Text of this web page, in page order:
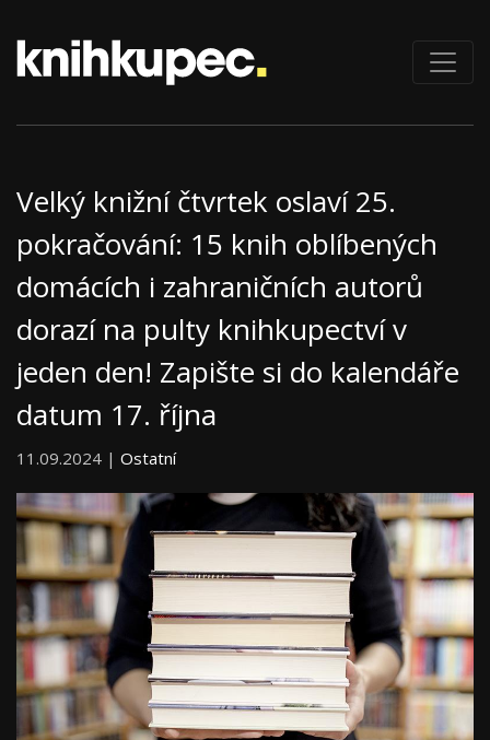
Velký knižní čtvrtek oslaví 25.
pokračování: 15 knih oblíbených
domácích i zahraničních autorů
dorazí na pulty knihkupectví v
jeden den! Zapište si do kalendáře
datum 17. října
11.09.2024 | Ostatní